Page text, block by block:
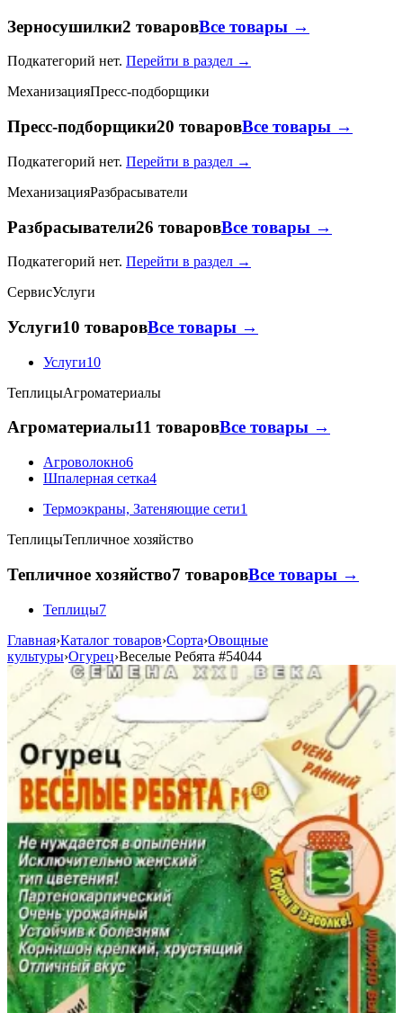
Зерносушилки2 товаровВсе товары →
Подкатегорий нет. Перейти в раздел →
МеханизацияПресс-подборщики
Пресс-подборщики20 товаровВсе товары →
Подкатегорий нет. Перейти в раздел →
МеханизацияРазбрасыватели
Разбрасыватели26 товаровВсе товары →
Подкатегорий нет. Перейти в раздел →
СервисУслуги
Услуги10 товаровВсе товары →
Услуги10
ТеплицыАгроматериалы
Агроматериалы11 товаровВсе товары →
Агроволокно6
Шпалерная сетка4
Термоэкраны, Затеняющие сети1
ТеплицыТепличное хозяйство
Тепличное хозяйство7 товаровВсе товары →
Теплицы7
Главная›Каталог товаров›Сорта›Овощные
культуры›Огурец›Веселые Ребята #54044